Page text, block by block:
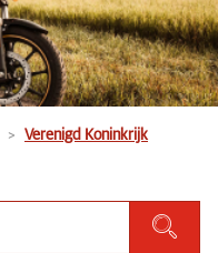
Verenigd Koninkrijk